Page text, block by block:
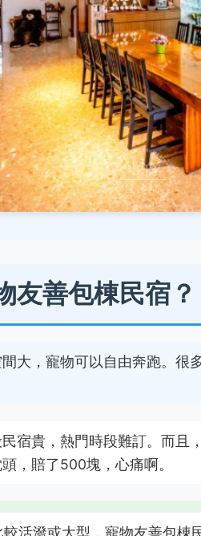
友善包棟民宿？
大，寵物可以自由奔跑。很
宿貴，熱門時段難訂。而且
，賠了500塊，心痛啊。
活潑或大型，寵物友善包棟